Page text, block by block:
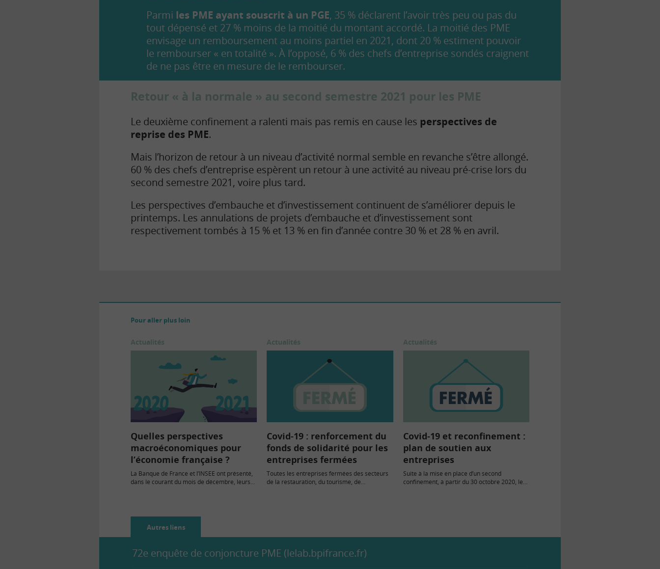
Parmi les PME ayant souscrit à un PGE, 35 % déclarent l’avoir très peu ou pas du
tout dépensé et 27 % moins de la moitié du montant accordé. La moitié des PME
envisage un remboursement au moins partiel en 2021, dont 20 % estiment pouvoir
le rembourser « en totalité ». À l’opposé, 6 % des chefs d’entreprise sondés craignent
de ne pas être en mesure de le rembourser.
Retour « à la normale » au second semestre 2021 pour les PME
Le deuxième confinement a ralenti mais pas remis en cause les perspectives de
reprise des PME.
Mais l’horizon de retour à un niveau d’activité normal semble en revanche s’être allongé.
60 % des chefs d’entreprise espèrent un retour à une activité au niveau pré-crise lors du
second semestre 2021, voire plus tard.
Les perspectives d’embauche et d’investissement continuent de s’améliorer depuis le
printemps. Les annulations de projets d’embauche et d’investissement sont
respectivement tombés à 15 % et 13 % en fin d’année contre 30 % et 28 % en avril.
Pour aller plus loin
Actualités
Quelles perspectives
macroéconomiques pour
l’économie française ?
La Banque de France et l’INSEE ont présenté,
dans le courant du mois de décembre, leurs
Actualités
Covid-19 : renforcement du
fonds de solidarité pour les
entreprises fermées
Toutes les entreprises fermées des secteurs
de la restauration, du tourisme, de
Actualités
Covid-19 et reconfinement :
plan de soutien aux
entreprises
Suite à la mise en place d’un second
confinement, à partir du 30 octobre 2020, le
Autres liens
72e enquête de conjoncture PME (lelab.bpifrance.fr)